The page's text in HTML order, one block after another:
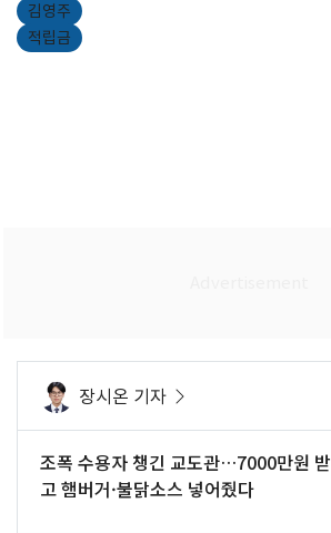
김영주
적립금
장시온 기자
조폭 수용자 챙긴 교도관…7000만원 받
고 햄버거·불닭소스 넣어줬다